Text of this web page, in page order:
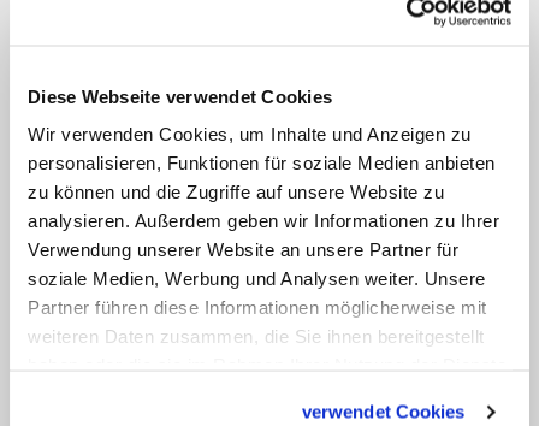
Diese Webseite verwendet Cookies
Wir verwenden Cookies, um Inhalte und Anzeigen zu
personalisieren, Funktionen für soziale Medien anbieten
zu können und die Zugriffe auf unsere Website zu
analysieren. Außerdem geben wir Informationen zu Ihrer
Verwendung unserer Website an unsere Partner für
soziale Medien, Werbung und Analysen weiter. Unsere
Partner führen diese Informationen möglicherweise mit
weiteren Daten zusammen, die Sie ihnen bereitgestellt
verwendet Cookies
Liturgiekommission der
Bischofskonferenz.
"Konzil hat gezeigt, dass die Kirche
lebendig ist"
Der Münchner Kirchenhistoriker Franz
Xaver Bischof sagte, die bloße Tatsache
die Kirche lebendig ist". Die Zeit zuvor sei